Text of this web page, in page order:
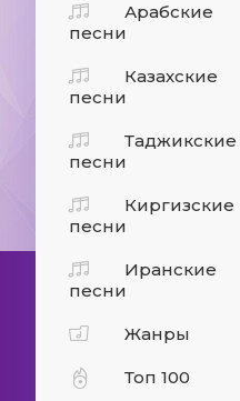
Арабские
песни
Казахские
песни
Таджикские
песни
Киргизские
песни
Иранские
песни
Жанры
Топ 100